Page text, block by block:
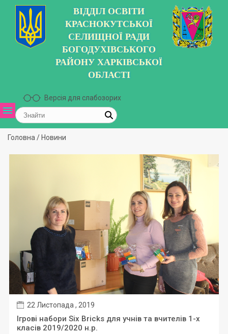
ВІДДІЛ ОСВІТИ
КРАСНОКУТСЬКОЇ
СЕЛИЩНОЇ РАДИ
БОГОДУХІВСЬКОГО
РАЙОНУ ХАРКІВСЬКОЇ
ОБЛАСТІ
Версія для слабозорих
Головна / Новини
22 Листопада , 2019
Ігрові набори Six Bricks для учнів та вчителів 1-х
класів 2019/2020 н.р.